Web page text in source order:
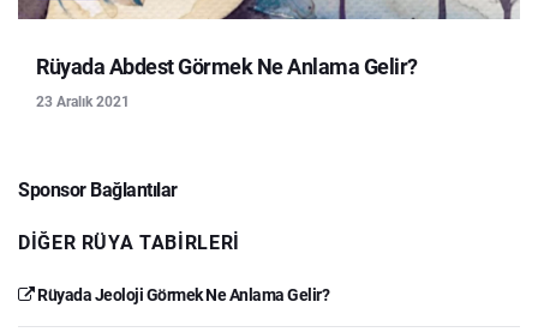
Rüyada Abdest Görmek Ne Anlama Gelir?
23 Aralık 2021
Sponsor Bağlantılar
DIĞER RÜYA TABIRLERI
Rüyada Jeoloji Görmek Ne Anlama Gelir?